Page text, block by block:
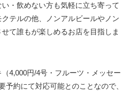
・飲めない方も気軽に立ち寄って
テルの他、ノンアルビールやノン
て誰もが楽しめるお店を目指しま
4,000円/4号・フルーツ・メッセー
予約にて対応可能とのことなので、